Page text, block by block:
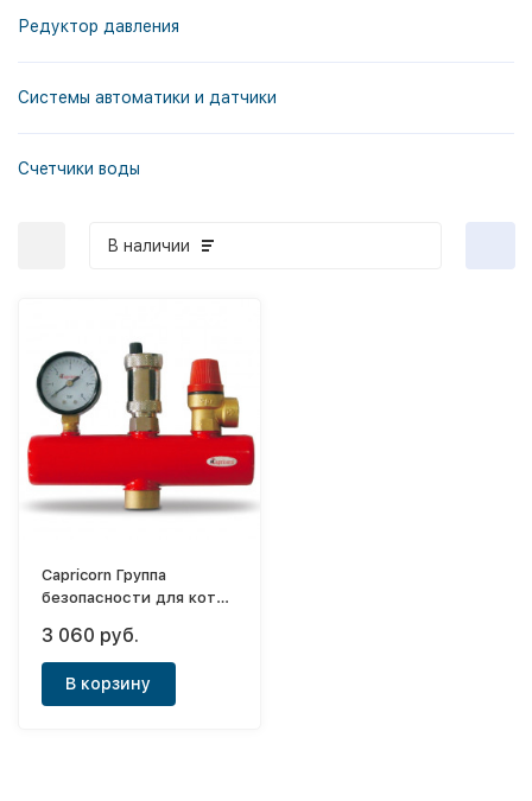
Редуктор давления
Системы автоматики и датчики
Счетчики воды
В наличии
Capricorn Группа
безопасности для котла
3 060 руб.
В корзину